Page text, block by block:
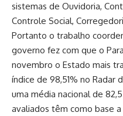
sistemas de Ouvidoria,
Controle Social,
Portanto o trabalho
governo fez com que o
novembro o Estado mais
índice de 98,51% no Radar
uma média nacional de
avaliados têm como base